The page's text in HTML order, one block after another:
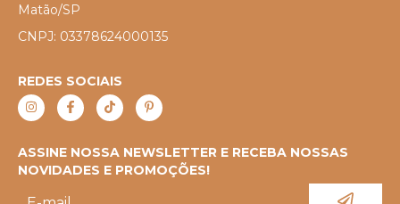
Matão/SP
CNPJ: 03378624000135
REDES SOCIAIS
ASSINE NOSSA NEWSLETTER E RECEBA NOSSAS
NOVIDADES E PROMOÇÕES!